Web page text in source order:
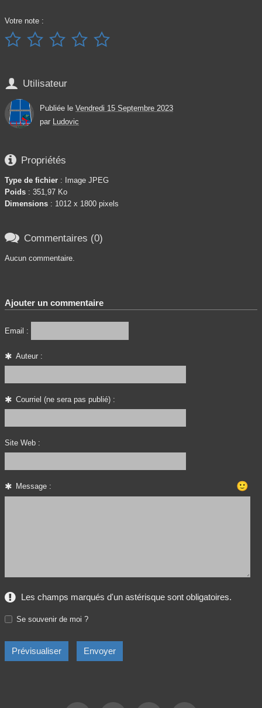
Votre note :
    
 Utilisateur
Publiée le Vendredi 15 Septembre 2023
par
Ludovic
 Propriétés
Type de fichier : Image JPEG
Poids : 351,97 Ko
Dimensions : 1012 x 1800 pixels
 Commentaires (0)
Aucun commentaire.
Ajouter un commentaire
Email :
Auteur :
Courriel (ne sera pas publié) :
Site Web :
Message : 🙂
Les champs marqués d'un astérisque sont obligatoires.
Se souvenir de moi ?